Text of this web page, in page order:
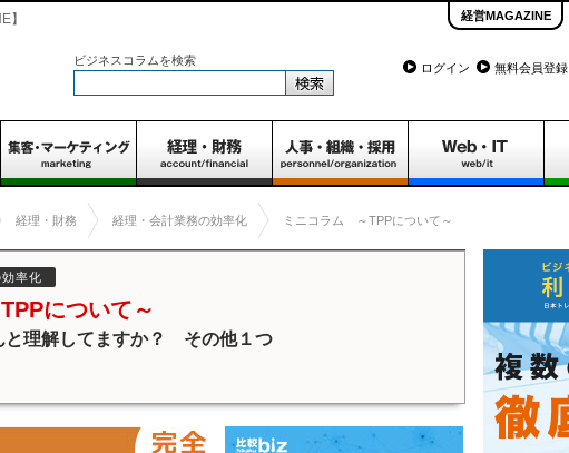
経営MAGAZINE
】
ビジネスコラムを検索
ログイン 無料会員登録
経理・財務 経理・会計業務の効率化 ミニコラム ～TPPについて～
率化
について～
と理解してますか？ その他１つ